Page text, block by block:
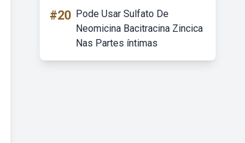
#20 Pode Usar Sulfato De
Neomicina Bacitracina Zincica
Nas Partes íntimas